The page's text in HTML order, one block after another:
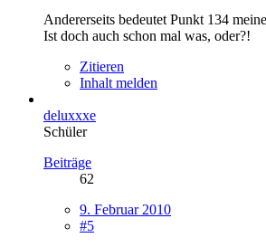
Andererseits bedeutet Punkt 134
Ist doch auch schon mal was, oder?!
Zitieren
Inhalt melden
deluxxxe
Schüler
Beiträge
62
9. Februar 2010
#5